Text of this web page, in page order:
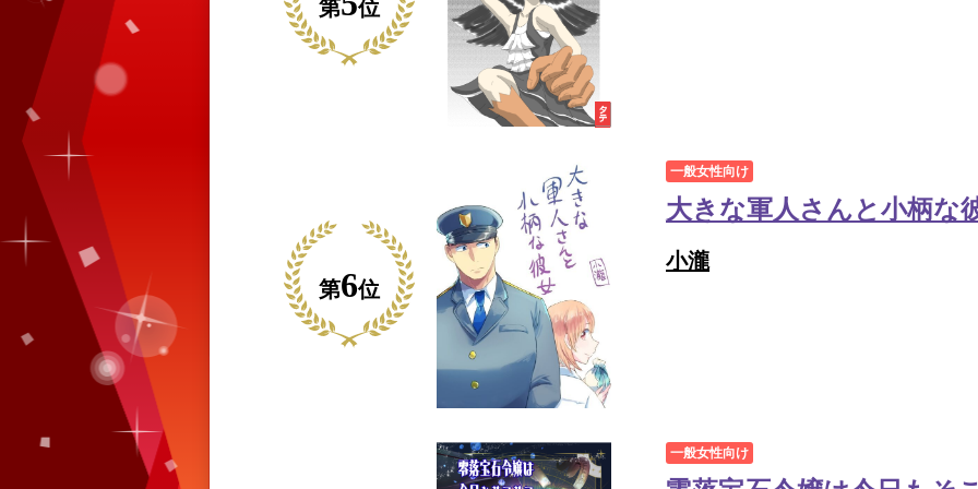
第 位
第6位
一般女性向け
大きな軍人さんと小柄な
小瀧
一般女性向け